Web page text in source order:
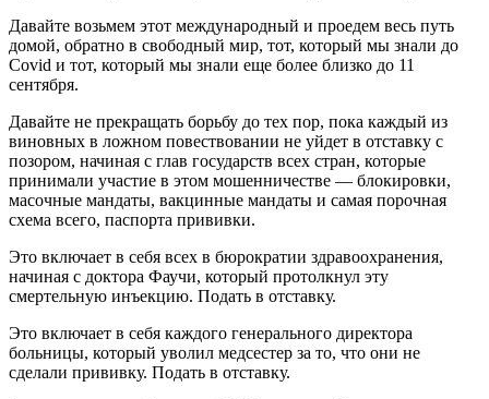
Давайте возьмем этот международный и проедем весь путь
домой, обратно в свободный мир, тот, который мы знали до
Covid и тот, который мы знали еще более близко до 11
сентября.
Давайте не прекращать борьбу до тех пор, пока каждый из
виновных в ложном повествовании не уйдет в отставку с
позором, начиная с глав государств всех стран, которые
принимали участие в этом мошенничестве — блокировки,
масочные мандаты, вакцинные мандаты и самая порочная
схема всего, паспорта прививки.
Это включает в себя всех в бюрократии здравоохранения,
начиная с доктора Фаучи, который протолкнул эту
смертельную инъекцию. Подать в отставку.
Это включает в себя каждого генерального директора
больницы, который уволил медсестер за то, что они не
сделали прививку. Подать в отставку.